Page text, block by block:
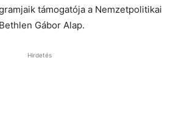
támogatója a Nemzetpolitikai
Gábor Alap.
Hirdetés